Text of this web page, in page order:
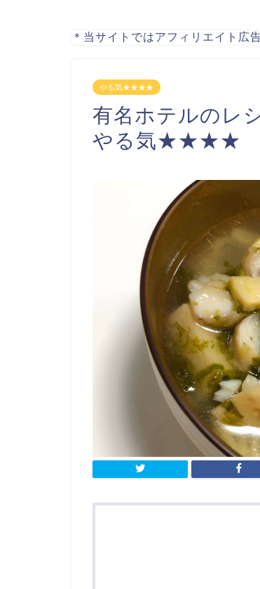
＊当サイトではアフィリエイト広
やる気★★★★
有名ホテルのレ
やる気★★★★